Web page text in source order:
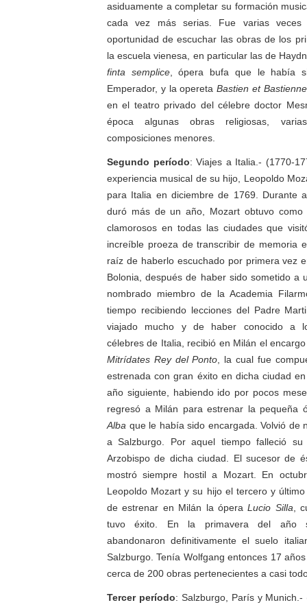
asiduamente a completar su formación
cada vez más serias. Fue varias
oportunidad de escuchar las obras de los
la escuela vienesa, en particular las de
finta semplice, ópera bufa que le había
Emperador, y la operetaBastien et Bastienne
en el teatro privado del célebre doctor
época algunas obras religiosas,
composiciones menores.
Segundo período: Viajes a Italia.- (1770-
experiencia musical de su hijo, Leopoldo
para Italia en diciembre de 1769. Durante
duró más de un año, Mozart obtuvo como
clamorosos en todas las ciudades que
increíble proeza de transcribir de memoria
raíz de haberlo escuchado por primera vez
Bolonia, después de haber sido sometido a
nombrado miembro de la Academia
tiempo recibiendo lecciones del Padre
viajado mucho y de haber conocido a
célebres de Italia, recibió en Milán el
Mitrídates Rey del Ponto , la cual fue
estrenada con gran éxito en dicha ciudad
año siguiente, habiendo ido por pocos
regresó a Milán para estrenar la pequeña
Alba que le había sido encargada. Volvió de
a Salzburgo. Por aquel tiempo falleció
Arzobispo de dicha ciudad. El sucesor de
mostró siempre hostil a Mozart. En
Leopoldo Mozart y su hijo el tercero y
de estrenar en Milán la óperaLucio Silla ,
tuvo éxito. En la primavera del año
abandonaron definitivamente el suelo
Salzburgo. Tenía Wolfgang entonces 17
cerca de 200 obras pertenecientes a casi
Tercer período: Salzburgo, París y